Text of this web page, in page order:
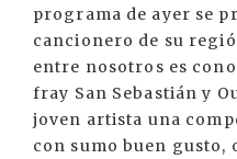
programa de ayer se
cancionero de su
entre nosotros es
fray San Sebastián y
joven artista una
con sumo buen